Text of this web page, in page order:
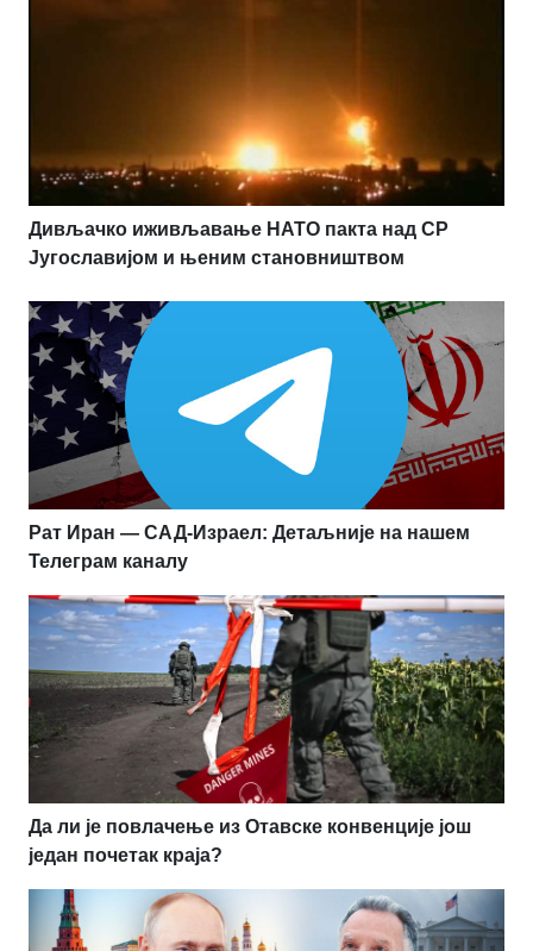
Дивљачко иживљавање НАТО пакта над СР
Југославијом и њеним становништвом
Рат Иран — САД-Израел: Детаљније на нашем
Телеграм каналу
Да ли је повлачење из Отавске конвенције још
један почетак краја?